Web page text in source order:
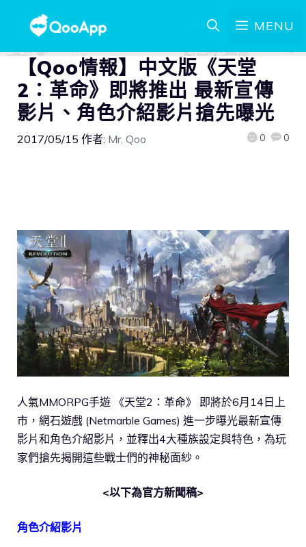
MENU
【Qoo情報】中文版《天堂
2：革命》即將推出 最新宣傳
影片、角色介紹影片搶先曝光
2017/05/15 作者: Mr. Qoo 0 0
人氣MMORPG手遊 《天堂2：革命》 即將於6月14日上
市，網石遊戲 (Netmarble Games) 進一步曝光最新宣傳
影片和角色介紹影片，並釋出4大種族設定與特色，為玩
家們搶先揭開這些戰士們的神秘面紗。
<以下為官方新聞稿>
角色介紹影片